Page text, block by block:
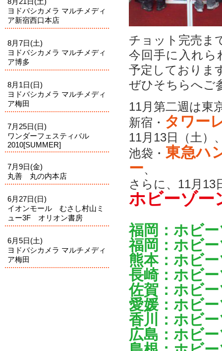
ヨドバシカメラ マルチメディ
ア新宿西口本店
8月7日(土)
ヨドバシカメラ マルチメディ
ア博多
8月1日(日)
ヨドバシカメラ マルチメディ
ア梅田
7月25日(日)
ワンダーフェスティバル
2010[SUMMER]
7月9日(金)
丸善 丸の内本店
6月27日(日)
イオンモール むさし村山ミ
ュー3F オリオン書房
6月5日(土)
ヨドバシカメラ マルチメディ
ア梅田
チョット完売ま
今回手に入れら
予定しておりま
ぜひそちらへご
11月第二週は東
新宿・ タワー
11月13日（土）
池袋・ 東急ハ
ー、
さらに、11月13
ホビーゾー
福岡：ホビ
福岡：ホビ
熊本：ホビ
長崎：ホビ
佐賀：ホビ
愛媛：ホビ
香川：ホビ
広島：ホビ